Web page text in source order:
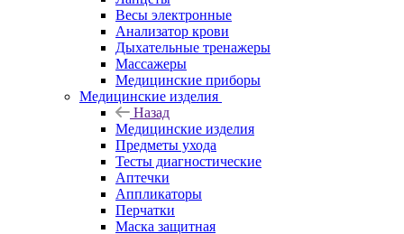
Весы электронные
Анализатор крови
Дыхательные тренажеры
Массажеры
Медицинские приборы
Медицинские изделия
Назад
Медицинские изделия
Предметы ухода
Тесты диагностические
Аптечки
Аппликаторы
Перчатки
Маска защитная